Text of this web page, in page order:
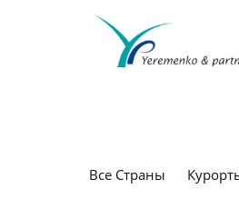
Все Страны